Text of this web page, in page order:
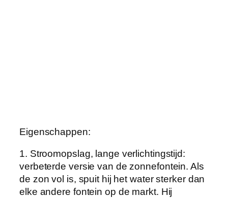
r
i
e
,
9
Eigenschappen:
1. Stroomopslag, lange verlichtingstijd:
verbeterde versie van de zonnefontein. Als
de zon vol is, spuit hij het water sterker dan
elke andere fontein op de markt. Hij